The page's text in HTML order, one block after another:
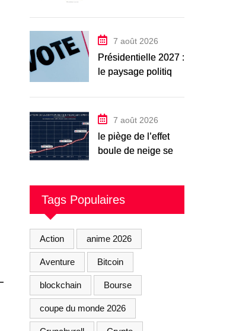
des radiations sur
l’ADN humain
7 août 2026
Présidentielle 2027 :
le paysage politique
7 août 2026
le piège de l’effet
boule de neige se
Tags Populaires
Action anime 2026
Aventure Bitcoin
blockchain Bourse
coupe du monde 2026